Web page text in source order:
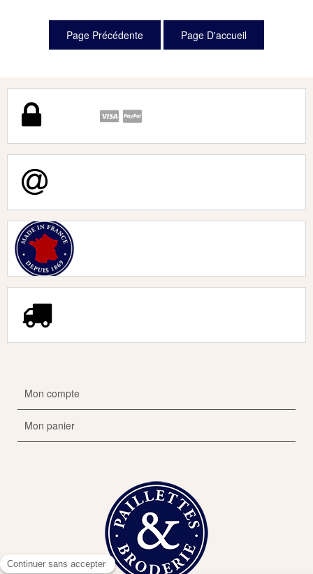
Mon compte
Mon panier